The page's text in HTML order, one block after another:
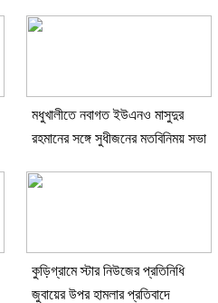
মধুখালীতে নবাগত ইউএনও মাসুদুর
রহমানের সঙ্গে সুধীজনের মতবিনিময় সভা
কুড়িগ্রামে স্টার নিউজের প্রতিনিধি
জুবায়ের উপর হামলার প্রতিবাদে